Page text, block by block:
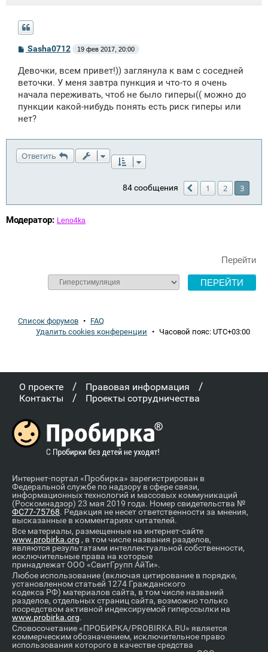
С
б
щ
н
и
Sasha0712 19 фев 2017, 20:00
Девочки, всем привет!)) заглянула к вам с соседней
веточки. У меня завтра пункция и что-то я очень
начала переживать, чтоб не было гиперы(( можно до
пункции какой-нибудь понять есть риск гиперы или
нет?
Ответить
84 сообщения Пред.
1 2 3
Модератор: Leno4ka
Перейти
Список форумов • FAQ
Удалить cookies конференции • Часовой пояс: UTC+03:00
О проекте / Правовая информация /
Контакты / Проекты сотрудничества
Интернет-портал «Пробирка» зарегистрирован в
Федеральной службе по надзору в сфере связи,
информационных технологий и массовых коммуникаций
(Роскомнадзор) 23 мая 2019 года. Номер свидетельства №
ФС77-75768. Редакция не несет ответственности за мнения,
высказанные в комментариях читателей.
Все материалы, размещенные на интернет-сайте
www.probirka.org , в том числе названия разделов,
являются результатами интеллектуальной собственности,
исключительные права на которые
принадлежат ООО «СвитГрупп АйТи».
Любое использование (включая цитирование в порядке,
установленном статьей 1274 Гражданского
кодекса РФ) материалов сайта, в том числе названий
разделов, отдельных страниц сайта, возможно только
посредством активной индексируемой гиперссылки на
www.probirka.org.
Словосочетание «ПРОБИРКА/PROBIRKA.RU» является
коммерческим обозначением, исключительное право
использования которого в качестве средства